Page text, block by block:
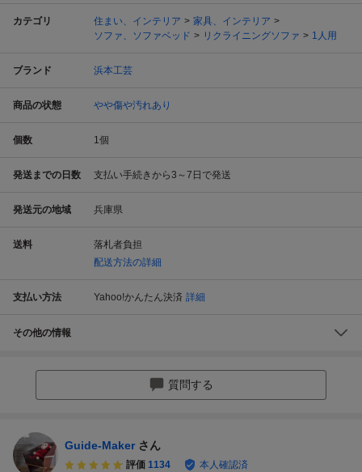
カテゴリ 住まい、インテリア
家具、インテリア
ソファ、ソファベッド
リクライニングソファ 1人用
ブランド 浜本工芸
商品の状態 やや傷や汚れあり
個数 1個
発送までの日数 支払い手続きから3～7日で発送
発送元の地域 兵庫県
送料
落札者負担
配送方法の詳細
支払い方法 Yahoo!かんたん決済 詳細
その他の情報
質問する
Guide-Maker さん
評価 1134 本人確認済